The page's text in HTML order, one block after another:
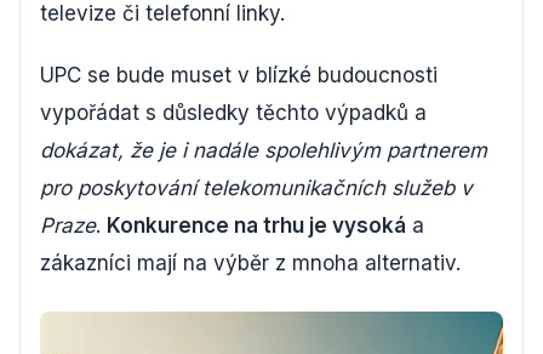
televize či telefonní linky.
UPC se bude muset v blízké budoucnosti
vypořádat s důsledky těchto výpadků a
dokázat, že je i nadále spolehlivým partnerem
pro poskytování telekomunikačních služeb v
Praze. Konkurence na trhu je vysoká a
zákazníci mají na výběr z mnoha alternativ.